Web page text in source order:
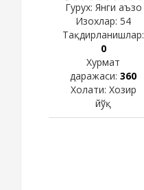
Гурух: Янги аъзо
Изохлар: 54
Тақдирланишлар:
0
Хурмат
даражаси: 360
Холати: Хозир
йўқ